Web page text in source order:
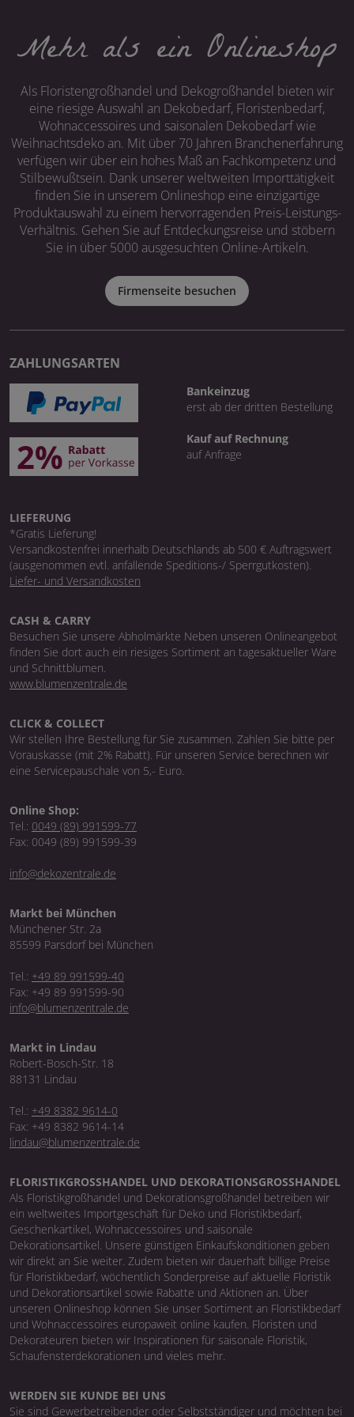
Mehr als ein Onlineshop
Als Floristengroßhandel und Dekogroßhandel bieten wir
eine riesige Auswahl an Dekobedarf, Floristenbedarf,
Wohnaccessoires und saisonalen Dekobedarf wie
Weihnachtsdeko an. Mit über 70 Jahren Branchenerfahrung
verfügen wir über ein hohes Maß an Fachkompetenz und
Stilbewußtsein. Dank unserer weltweiten Importtätigkeit
finden Sie in unserem Onlineshop eine einzigartige
Produktauswahl zu einem hervorragenden Preis-Leistungs-
Verhältnis. Gehen Sie auf Entdeckungsreise und stöbern
Sie in über 5000 ausgesuchten Online-Artikeln.
Firmenseite besuchen
ZAHLUNGSARTEN
Bankeinzug
erst ab der dritten Bestellung
Kauf auf Rechnung
auf Anfrage
LIEFERUNG
*Gratis Lieferung!
Versandkostenfrei innerhalb Deutschlands ab 500 € Auftragswert
(ausgenommen evtl. anfallende Speditions-/ Sperrgutkosten).
Liefer- und Versandkosten
CASH & CARRY
Besuchen Sie unsere Abholmärkte Neben unseren Onlineangebot
finden Sie dort auch ein riesiges Sortiment an tagesaktueller Ware
und Schnittblumen.
www.blumenzentrale.de
CLICK & COLLECT
Wir stellen Ihre Bestellung für Sie zusammen. Zahlen Sie bitte per
Vorauskasse (mit 2% Rabatt). Für unseren Service berechnen wir
eine Servicepauschale von 5,- Euro.
Online Shop:
Tel.: 0049 (89) 991599-77
Fax: 0049 (89) 991599-39
info@dekozentrale.de
Markt bei München
Münchener Str. 2a
85599 Parsdorf bei München
Tel.: +49 89 991599-40
Fax: +49 89 991599-90
info@blumenzentrale.de
Markt in Lindau
Robert-Bosch-Str. 18
88131 Lindau
Tel.: +49 8382 9614-0
Fax: +49 8382 9614-14
lindau@blumenzentrale.de
FLORISTIKGROSSHANDEL UND DEKORATIONSGROSSHANDEL
Als Floristikgroßhandel und Dekorationsgroßhandel betreiben wir
ein weltweites Importgeschäft für Deko und Floristikbedarf,
Geschenkartikel, Wohnaccessoires und saisonale
Dekorationsartikel. Unsere günstigen Einkaufskonditionen geben
wir direkt an Sie weiter. Zudem bieten wir dauerhaft billige Preise
für Floristikbedarf, wöchentlich Sonderpreise auf aktuelle Floristik
und Dekorationsartikel sowie Rabatte und Aktionen an. Über
unseren Onlineshop können Sie unser Sortiment an Floristikbedarf
und Wohnaccessoires europaweit online kaufen. Floristen und
Dekorateuren bieten wir Inspirationen für saisonale Floristik,
Schaufensterdekorationen und vieles mehr.
WERDEN SIE KUNDE BEI UNS
Sie sind Gewerbetreibender oder Selbstständiger und möchten bei